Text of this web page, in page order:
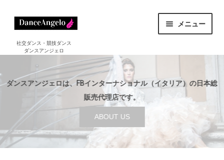
ナ
ビ
ゲ
ー
ョ
キ
ッ
コ
ン
テ
ン
へ
プ
社交ダンス・競技ダンス
ダンスアンジェロ
メニュー
ショップ
SHOP
ブ
ー
を
セール
SALE
ご利用案内
GUIDE
ブ
ダンスアンジェロは、FBインターナショナル（イタリア）の日本総
販売代理店です。
ABOUT US